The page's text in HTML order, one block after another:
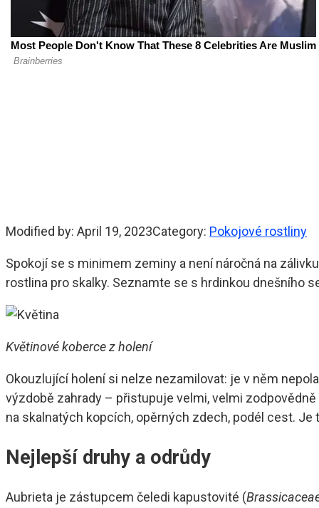
Modified by: April 19, 2023Category: Pokojové rostliny
Spokojí se s minimem zeminy a není náročná na
rostlina pro skalky. Seznamte se s hrdinkou dnešního
Květinové koberce z holení
Okouzlující holení si nelze nezamilovat: je v něm
výzdobě zahrady – přistupuje velmi, velmi
na skalnatých kopcích, opěrných zdech, podél cest.
Nejlepší druhy a odrůdy
Aubrieta je zástupcem čeledi kapustovité (